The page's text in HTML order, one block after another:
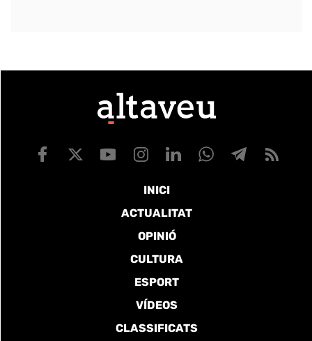
INICI
ACTUALITAT
OPINIÓ
CULTURA
ESPORT
VÍDEOS
CLASSIFICATS